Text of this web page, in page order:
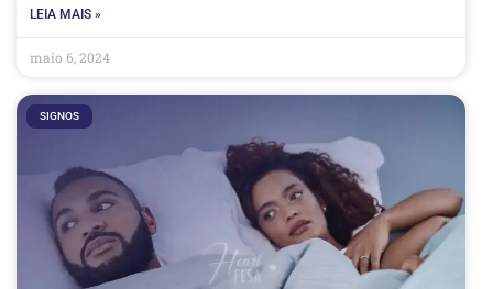
LEIA MAIS »
maio 6, 2024
SIGNOS